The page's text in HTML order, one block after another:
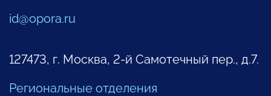
id@opora.ru
127473, г. Москва, 2-й Самотечный пер., д.7.
Региональные отделения